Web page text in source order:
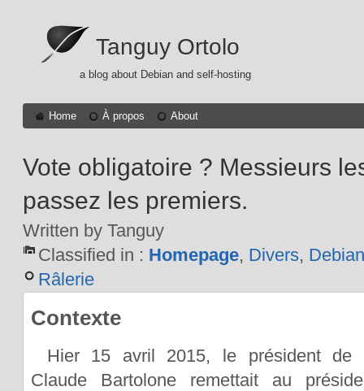
Tanguy Ortolo
a blog about Debian and self-hosting
Home À propos About
Vote obligatoire ? Messieurs
passez les premiers.
Written by Tanguy
Classified in : Homepage, Divers,
Râlerie
Contexte
Hier 15 avril 2015, le président de
Claude Bartolone remettait au